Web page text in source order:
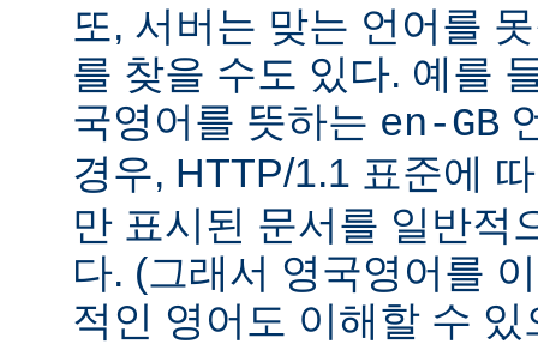
또, 서버는 맞는 언어를
를 찾을 수도 있다. 예를
국영어를 뜻하는 en-GB
경우, HTTP/1.1 표준에
만 표시된 문서를 일반적
다. (그래서 영국영어를
적인 영어도 이해할 수